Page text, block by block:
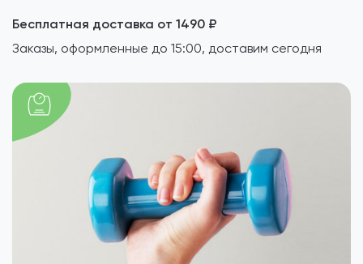
Бесплатная доставка от 1490 ₽
Заказы, оформленные до 15:00, доставим сегодня